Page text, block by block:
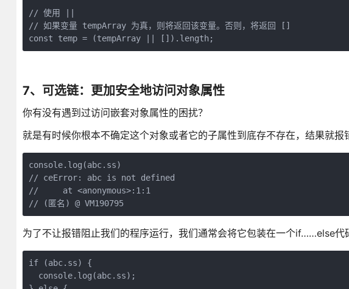
// 使用 ||
// 如果变量 tempArray 为真，则将返回该变量。否则，将返回 []
const temp = (tempArray || []).length;
7、可选链：更加安全地访问对象属性
你有没有遇到过访问嵌套对象属性的困扰？
就是有时候你根本不确定这个对象或者它的子属性到底存不存在，结果就
console.log(abc.ss)
// ceError: abc is not defined
//     at <anonymous>:1:1
// (匿名) @ VM190795
为了不让报错阻止我们的程序运行，我们通常会将它包装在一个if……else代
if (abc.ss) {
console.log(abc.ss);